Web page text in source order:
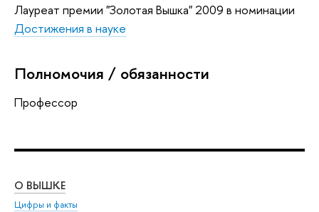
Лауреат премии "Золотая Вышка" 2009 в номинации
Достижения в науке
Полномочия / обязанности
Профессор
О ВЫШКЕ
Цифры и факты